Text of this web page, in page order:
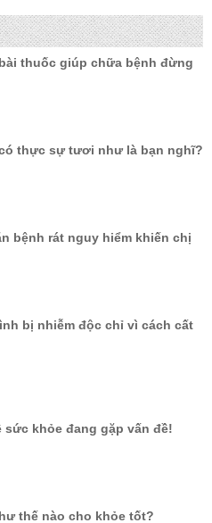
thuốc giúp chữa bệnh đừng
thực sự tươi như là bạn nghĩ?
bệnh rát nguy hiểm khiến chị
bị nhiễm độc chỉ vì cách cất
sức khỏe đang gặp vấn đề!
thế nào cho khỏe tốt?